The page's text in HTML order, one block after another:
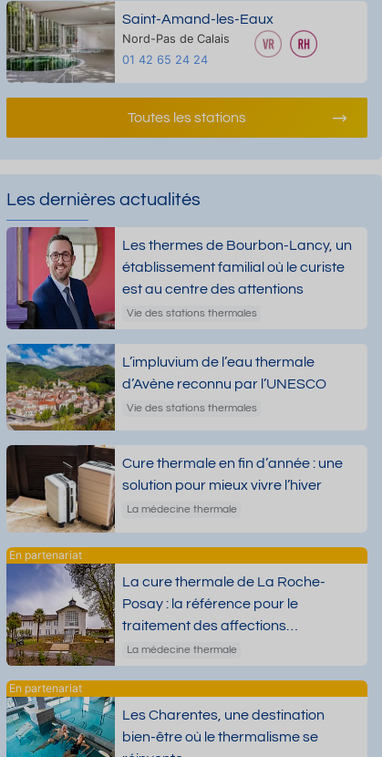
Saint-Amand-les-Eaux
Nord-Pas de Calais
01 42 65 24 24
Toutes les stations
Les dernières actualités
Les thermes de Bourbon-Lancy, un
établissement familial où le curiste
est au centre des attentions
Vie des stations thermales
L’impluvium de l’eau thermale
d’Avène reconnu par l’UNESCO
Vie des stations thermales
Cure thermale en fin d’année : une
solution pour mieux vivre l’hiver
La médecine thermale
La cure thermale de La Roche-
Posay : la référence pour le
traitement des affections
dermatologiques
La médecine thermale
Les Charentes, une destination
bien-être où le thermalisme se